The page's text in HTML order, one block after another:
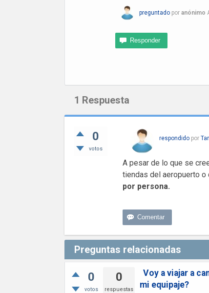
preguntado por anónimo
1 Respuesta
0
votos
respondido por
A pesar de lo que se
tiendas del aeropuerto
por persona.
Preguntas relacionadas
0
votos
0
respuestas
Voy a viajar a
mi equipaje?